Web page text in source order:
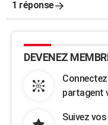
1 réponse
DEVENEZ
partagent
Suivez